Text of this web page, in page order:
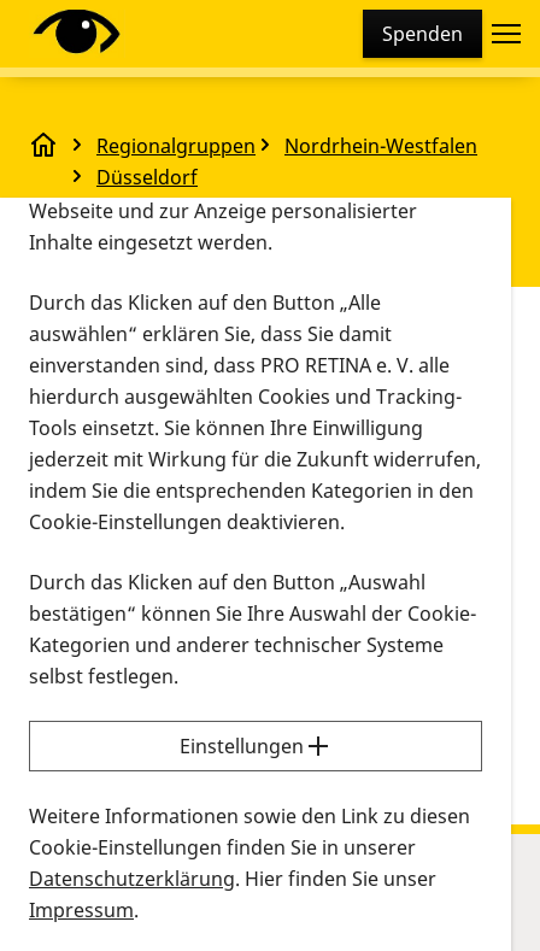
Spenden
Regionalgruppen
Nordrhein-Westfalen
Düsseldorf
Runder Tisch gesellschaftliche Teilhabe Düsseldorf
Runder Tisch gesellschaftliche
Teilhabe Düsseldorf
Vorlesen
Beim Runden Tisch gesellschaftliche Teilhabe wurde
die umfassende Entwicklung des Düsseldorfer
Schauspielhauses zu einem barrierefreien Ort
vorgestellt. Dies wird ein langer Prozess, für den
Rückmeldungen von Menschen mit Behinderung
gewünscht sind.
Wer Interesse hat, eventuell in einer Gruppe das
Junge Schauspielhaus zu besuchen und
Rückmeldung zur Barrierefreiheit zu geben, meldet
sich bitte bei Ute Mansion, Tel. 02 11 / 9 26 93 59
Sitemap
Diese Webseite setzt verschiedene Cookies und
Tracking-Tools ein. Dies beinhaltet Cookies und
technisch notwendig sind, die zu statistischen
Zwecken sowie zur besseren Bedienbarkeit der
Webseite und zur Anzeige personalisierter
Inhalte eingesetzt werden.
Durch das Klicken auf den Button „Alle
auswählen“ erklären Sie, dass Sie damit
einverstanden sind, dass PRO RETINA e. V. alle
hierdurch ausgewählten Cookies und Tracking-
Tools einsetzt. Sie können Ihre Einwilligung
jederzeit mit Wirkung für die Zukunft widerrufen,
indem Sie die entsprechenden Kategorien in den
Cookie-Einstellungen deaktivieren.
Durch das Klicken auf den Button „Auswahl
bestätigen“ können Sie Ihre Auswahl der Cookie-
Kategorien und anderer technischer Systeme
selbst festlegen.
Einstellungen
Weitere Informationen sowie den Link zu diesen
Cookie-Einstellungen finden Sie in unserer
Datenschutzerklärung. Hier finden Sie unser
Impressum.